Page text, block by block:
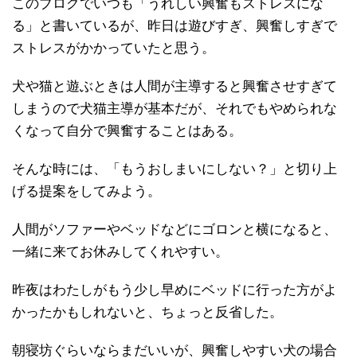
このブログでいつも「うれしい興奮もストレスにな
る」と書いているが、昨日は遊びすぎ、興奮しすぎで
ストレスがかかっていたと思う。
犬や猫と遊ぶときは人間が主導すると興奮させすぎて
しまうので犬猫主導が基本だが、それでもやめられな
くなって自分で興奮することはある。
そんな時には、「もうおしまいにしない？」と切り上
げる提案をしてみよう。
人間がソファーやベッドなどにゴロンと横になると、
一緒に来てお休みしてくれやすい。
昨夜はわたしがもう少し早めにベッドに行った方がよ
かったかもしれないと、ちょっと反省した。
朝寝坊ぐらいならまだいいが、興奮しやすい犬の場合